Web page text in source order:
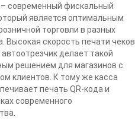
современный фискальный
является оптимальным
торговли в разных
Высокая скорость печати чеков
делает такой
решением для магазинов с
клиентов. К тому же касса
печать QR-кода и
современного